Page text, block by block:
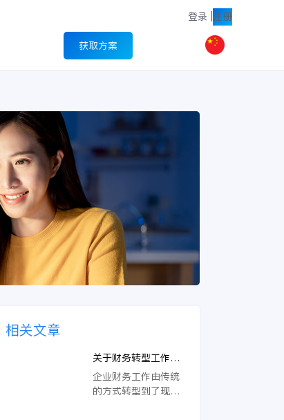
登录 注册
获取方案
相关文章
关于财务转型工作方
式的探讨
企业财务工作由传统
的方式转型到了现代